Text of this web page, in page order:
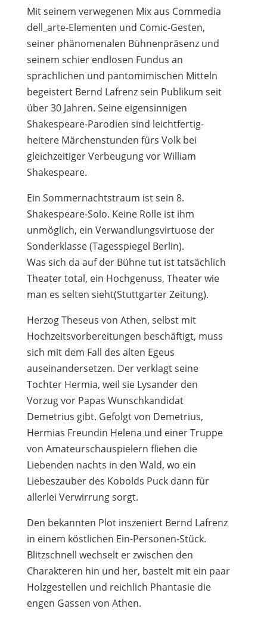
Mit seinem verwegenen Mix aus Commedia
dell_arte-Elementen und Comic-Gesten,
seiner phänomenalen Bühnenpräsenz und
seinem schier endlosen Fundus an
sprachlichen und pantomimischen Mitteln
begeistert Bernd Lafrenz sein Publikum seit
über 30 Jahren. Seine eigensinnigen
Shakespeare-Parodien sind leichtfertig-
heitere Märchenstunden fürs Volk bei
gleichzeitiger Verbeugung vor William
Shakespeare.
Ein Sommernachtstraum ist sein 8.
Shakespeare-Solo. Keine Rolle ist ihm
unmöglich, ein Verwandlungsvirtuose der
Sonderklasse (Tagesspiegel Berlin).
Was sich da auf der Bühne tut ist tatsächlich
Theater total, ein Hochgenuss, Theater wie
man es selten sieht(Stuttgarter Zeitung).
Herzog Theseus von Athen, selbst mit
Hochzeitsvorbereitungen beschäftigt, muss
sich mit dem Fall des alten Egeus
auseinandersetzen. Der verklagt seine
Tochter Hermia, weil sie Lysander den
Vorzug vor Papas Wunschkandidat
Demetrius gibt. Gefolgt von Demetrius,
Hermias Freundin Helena und einer Truppe
von Amateurschauspielern fliehen die
Liebenden nachts in den Wald, wo ein
Liebeszauber des Kobolds Puck dann für
allerlei Verwirrung sorgt.
Den bekannten Plot inszeniert Bernd Lafrenz
in einem köstlichen Ein-Personen-Stück.
Blitzschnell wechselt er zwischen den
Charakteren hin und her, bastelt mit ein paar
Holzgestellen und reichlich Phantasie die
engen Gassen von Athen.